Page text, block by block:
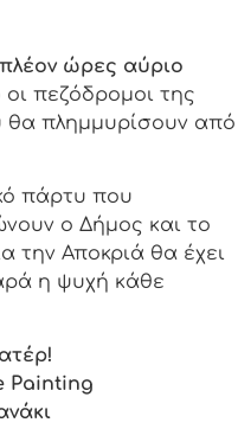
πλέον ώρες αύριο
οι πεζόδρομοι της
θα πλημμυρίσουν από
πάρτυ που
ο Δήμος και το
την Αποκριά θα έχει
η ψυχή κάθε
Painting